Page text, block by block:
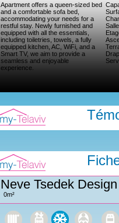
Apartment offers a queen-sized bed
and a comfortable sofa bed,
accommodating your needs for a
restful stay. Newly furnished and
equipped with all the essentials,
including toiletries, towels, a fully
equipped kitchen, AC, WiFi, and a
Smart TV, we aim to provide a
seamless and enjoyable
experience.
Neve Tsedek Design
0m²